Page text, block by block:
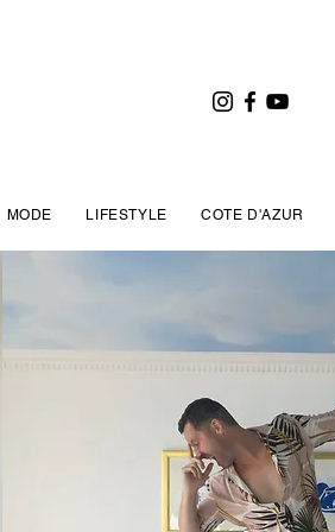
MODE LIFESTYLE COTE D'AZUR